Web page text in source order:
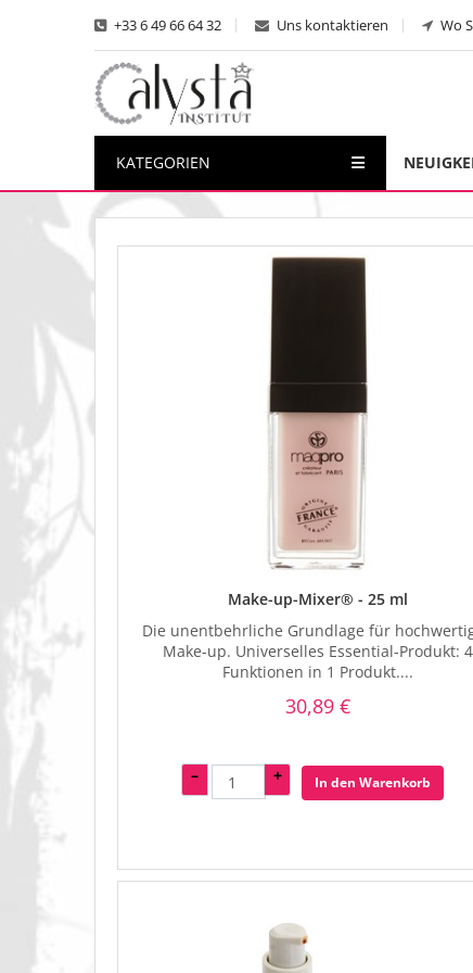
+33 6 49 66 64 32 Uns kontaktieren Wo
KATEGORIEN
Make-up-Mixer® - 25 ml
Die unentbehrliche Grundlage für
Make-up. Universelles Essential-Produkt: 4
Funktionen in 1 Produkt....
30,89 €
– + In den Warenkorb